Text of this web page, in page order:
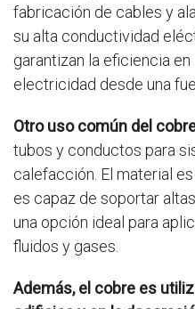
fabricación de cables y
su alta conductividad
garantizan la eficiencia
electricidad desde una
Otro uso común del
tubos y conductos para
calefacción. El material
es capaz de soportar
una opción ideal para
fluidos y gases.
Además, el cobre es